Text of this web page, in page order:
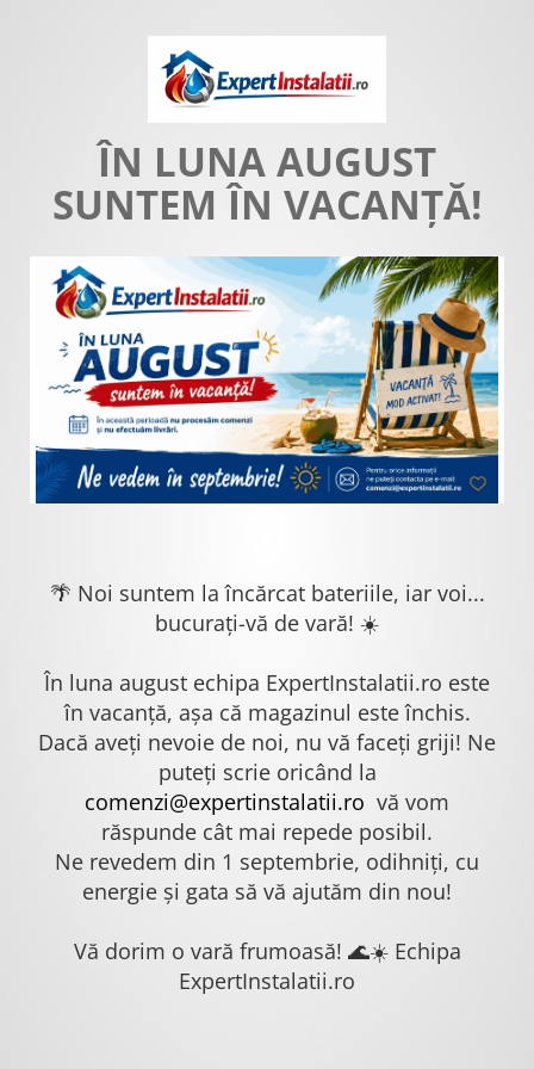
ÎN LUNA AUGUST
SUNTEM ÎN VACANȚĂ!
🌴 Noi suntem la încărcat bateriile, iar voi...
bucurați-vă de vară! ☀️
În luna august echipa ExpertInstalatii.ro este
în vacanță, așa că magazinul este închis.
Dacă aveți nevoie de noi, nu vă faceți griji! Ne
puteți scrie oricând la
comenzi@expertinstalatii.ro vă vom
răspunde cât mai repede posibil.
Ne revedem din 1 septembrie, odihniți, cu
energie și gata să vă ajutăm din nou!
Vă dorim o vară frumoasă! 🌊☀️ Echipa
ExpertInstalatii.ro